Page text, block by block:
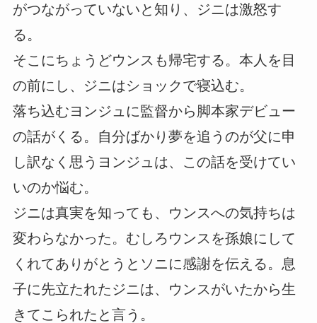
がつながっていないと知り、ジニは激怒す
る。
そこにちょうどウンスも帰宅する。本人を目
の前にし、ジニはショックで寝込む。
落ち込むヨンジュに監督から脚本家デビュー
の話がくる。自分ばかり夢を追うのが父に申
し訳なく思うヨンジュは、この話を受けてい
いのか悩む。
ジニは真実を知っても、ウンスへの気持ちは
変わらなかった。むしろウンスを孫娘にして
くれてありがとうとソニに感謝を伝える。息
子に先立たれたジニは、ウンスがいたから生
きてこられたと言う。